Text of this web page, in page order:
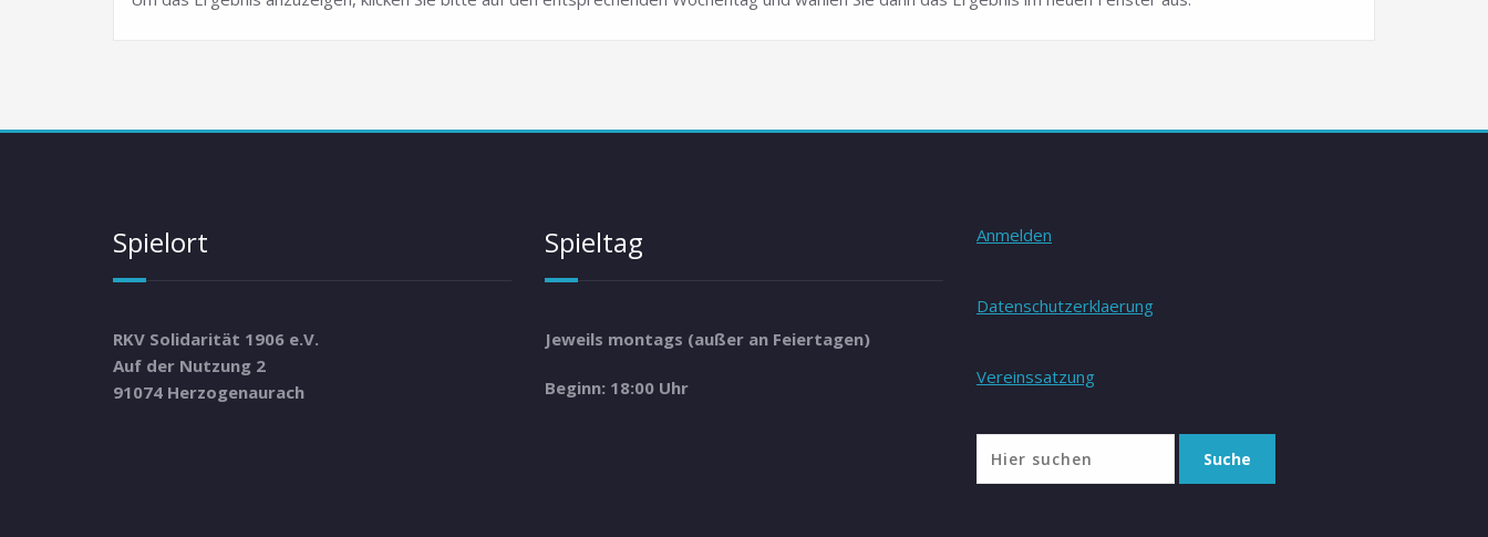
Spielort
RKV Solidarität 1906 e.V.
Auf der Nutzung 2
91074 Herzogenaurach
Spieltag
Jeweils montags (außer an Feiertagen)
Beginn: 18:00 Uhr
Anmelden
Datenschutzerklaerung
Vereinssatzung